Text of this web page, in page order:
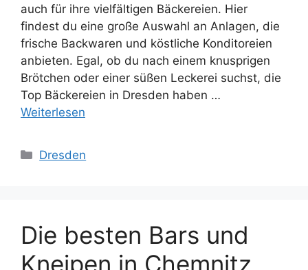
auch für ihre vielfältigen Bäckereien. Hier
findest du eine große Auswahl an Anlagen, die
frische Backwaren und köstliche Konditoreien
anbieten. Egal, ob du nach einem knusprigen
Brötchen oder einer süßen Leckerei suchst, die
Top Bäckereien in Dresden haben …
Weiterlesen
Kategorien
Dresden
Die besten Bars und
Kneipen in Chemnitz